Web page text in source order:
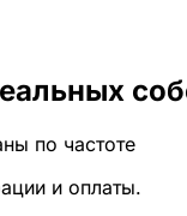
по частоте
и оплаты.